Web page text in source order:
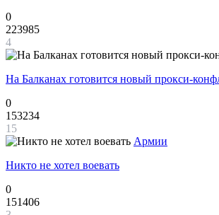
0
223985
4
На Балканах готовится новый прокси-
0
153234
15
Армии
Никто не хотел воевать
0
151406